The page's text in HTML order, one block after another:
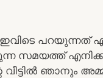
പറയുന്നത്
സമയത്ത് എനിക്ക്
വീട്ടിൽ ഞാനും